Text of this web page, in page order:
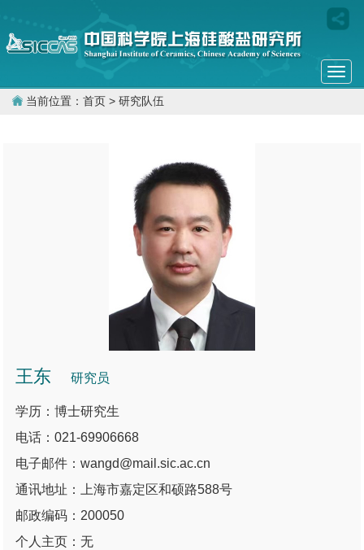
当前位置： 首页 > 研究队伍
王东 研究员
学历：博士研究生
电话：021-69906668
电子邮件：wangd@mail.sic.ac.cn
通讯地址：上海市嘉定区和硕路588号
邮政编码：200050
个人主页：无